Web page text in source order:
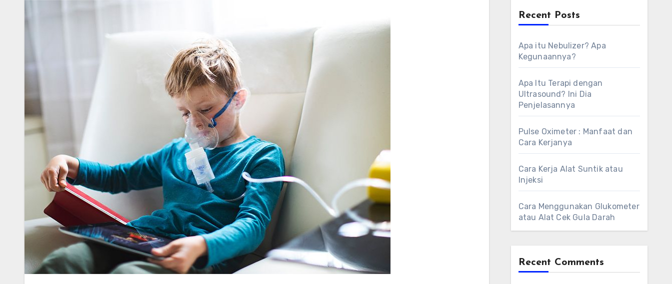
Recent Posts
Apa itu Nebulizer? Apa
Kegunaannya?
Apa Itu Terapi dengan
Ultrasound? Ini Dia
Penjelasannya
Pulse Oximeter : Manfaat dan
Cara Kerjanya
Cara Kerja Alat Suntik atau
Injeksi
Cara Menggunakan Glukometer
atau Alat Cek Gula Darah
Recent Comments